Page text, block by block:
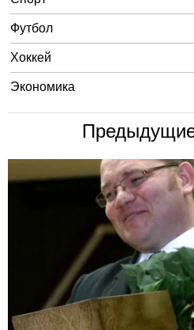
Футбол
Хоккей
Экономика